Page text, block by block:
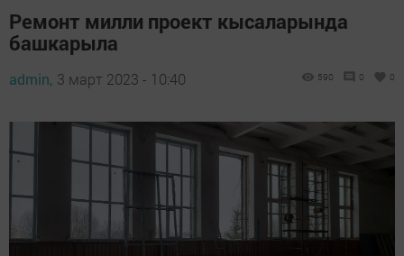
Ремонт милли проект кысаларында
башкарыла
admin, 3 март 2023 - 10:40 590 0 0